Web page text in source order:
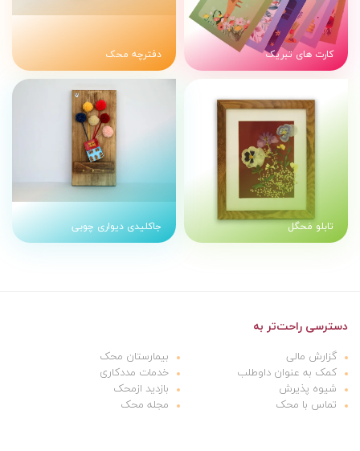
کارت های تبریک دفترچه محک
تابلو مَحگل جاکلیدی دیواری چوبی
دسترسی راحت‌تر به
گزارش مالی
بیمارستان محک
کمک به عنوان داوطلب
خدمات مددکاری
شیوه پذیرش
بازدید ازمحک
تماس با محک
مجله محک